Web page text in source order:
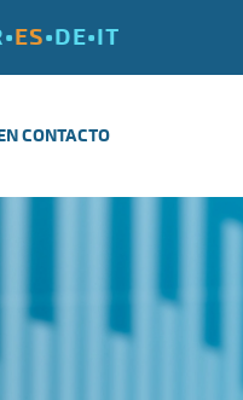
ES DE IT
CONTACTO